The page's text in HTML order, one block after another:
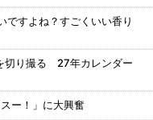
すよね？すごくいい香り
切り撮る 27年カレンダー
ー！」に大興奮